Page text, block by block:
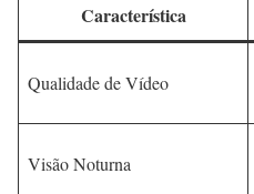
Característica
Qualidade de Vídeo
Visão Noturna